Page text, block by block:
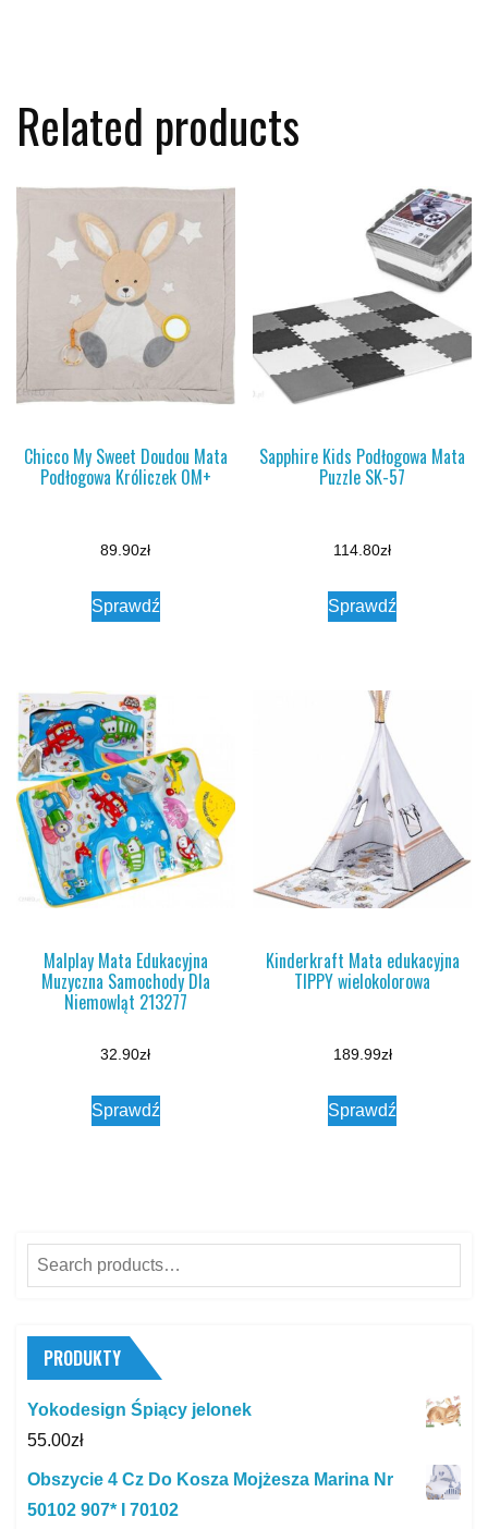
Related products
Chicco My Sweet Doudou Mata
Podłogowa Króliczek 0M+
89.90zł
Sprawdź
Sapphire Kids Podłogowa Mata
Puzzle SK-57
114.80zł
Sprawdź
Malplay Mata Edukacyjna
Muzyczna Samochody Dla
Niemowląt 213277
32.90zł
Sprawdź
Kinderkraft Mata edukacyjna
TIPPY wielokolorowa
189.99zł
Sprawdź
Search
for:
PRODUKTY
Yokodesign Śpiący jelonek
55.00zł
Obszycie 4 Cz Do Kosza Mojżesza Marina Nr
50102 907* I 70102